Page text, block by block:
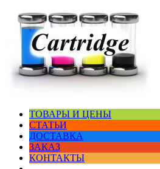
ТОВАРЫ И ЦЕНЫ
СТАТЬИ
ДОСТАВКА
ЗАКАЗ
КОНТАКТЫ